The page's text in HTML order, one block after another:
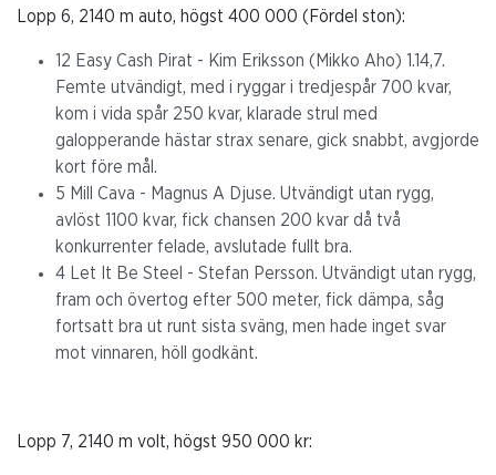
Lopp 6, 2140 m auto, högst 400 000 (Fördel ston):
12 Easy Cash Pirat - Kim Eriksson (Mikko Aho) 1.14,7.
Femte utvändigt, med i ryggar i tredjespår 700 kvar,
kom i vida spår 250 kvar, klarade strul med
galopperande hästar strax senare, gick snabbt, avgjorde
kort före mål.
5 Mill Cava - Magnus A Djuse. Utvändigt utan rygg,
avlöst 1100 kvar, fick chansen 200 kvar då två
konkurrenter felade, avslutade fullt bra.
4 Let It Be Steel - Stefan Persson. Utvändigt utan rygg,
fram och övertog efter 500 meter, fick dämpa, såg
fortsatt bra ut runt sista sväng, men hade inget svar
mot vinnaren, höll godkänt.
Lopp 7, 2140 m volt, högst 950 000 kr: